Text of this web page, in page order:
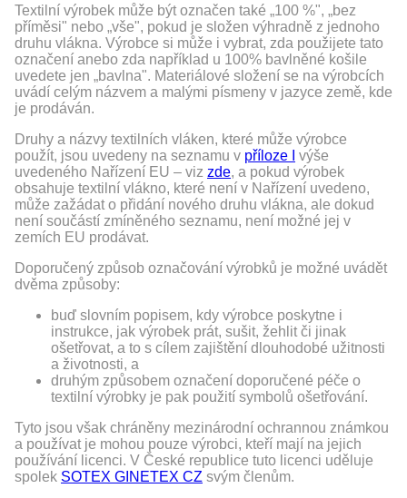
Textilní výrobek může být označen také „100 %", „bez
příměsi" nebo „vše", pokud je složen výhradně z jednoho
druhu vlákna. Výrobce si může i vybrat, zda použijete tato
označení anebo zda například u 100% bavlněné košile
uvedete jen „bavlna". Materiálové složení se na výrobcích
uvádí celým názvem a malými písmeny v jazyce země, kde
je prodáván.
Druhy a názvy textilních vláken, které může výrobce
použít, jsou uvedeny na seznamu v příloze I
výše
uvedeného Nařízení EU – viz zde, a pokud výrobek
obsahuje textilní vlákno, které není v Nařízení uvedeno,
může zažádat o přidání nového druhu vlákna, ale dokud
není součástí zmíněného seznamu, není možné jej v
zemích EU prodávat.
Doporučený způsob označování výrobků je možné uvádět
dvěma způsoby:
buď slovním popisem, kdy výrobce poskytne i
instrukce, jak výrobek prát, sušit, žehlit či jinak
ošetřovat, a to s cílem zajištění dlouhodobé užitnosti
a životnosti, a
druhým způsobem označení doporučené péče o
textilní výrobky je pak použití symbolů ošetřování.
Tyto jsou však chráněny mezinárodní ochrannou známkou
a používat je mohou pouze výrobci, kteří mají na jejich
používání licenci. V České republice tuto licenci uděluje
spolek SOTEX GINETEX CZ svým členům.